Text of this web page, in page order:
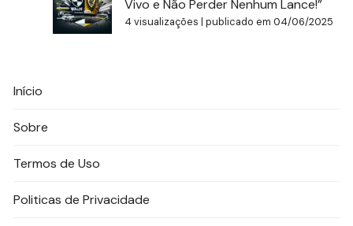
Vivo e Não Perder Nenhum Lance!”
4 visualizações |publicado em 04/06/2025
Início
Sobre
Termos de Uso
Politicas de Privacidade